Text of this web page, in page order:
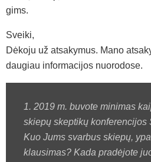
gims.
Sveiki,
Dėkoju už atsakymus. Mano
daugiau informacijos nuorodose.
1. 2019 m. buvote minimas
skiepų skeptikų konferencijos
Kuo Jums svarbus skiepų,
klausimas? Kada pradėjote